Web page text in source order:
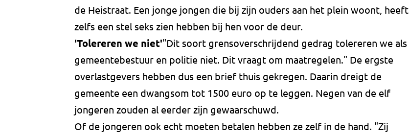
de Heistraat. Een jonge jongen die bij zijn ouders aan het plein woont, heeft
zelfs een stel seks zien hebben bij hen voor de deur.
'Tolereren we niet'"Dit soort grensoverschrijdend gedrag tolereren we als
gemeentebestuur en politie niet. Dit vraagt om maatregelen." De ergste
overlastgevers hebben dus een brief thuis gekregen. Daarin dreigt de
gemeente een dwangsom tot 1500 euro op te leggen. Negen van de elf
jongeren zouden al eerder zijn gewaarschuwd.
Of de jongeren ook echt moeten betalen hebben ze zelf in de hand. "Zij